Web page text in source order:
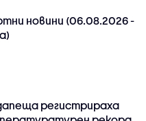
новини (06.08.2026 -
регистрираха